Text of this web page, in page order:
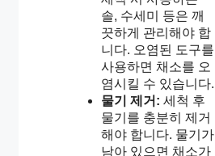
솔, 수세미 등은 깨
끗하게 관리해야 합
니다. 오염된 도구를
사용하면 채소를 오
염시킬 수 있습니다.
물기 제거: 세척 후
물기를 충분히 제거
해야 합니다. 물기가
남아 있으면 채소가